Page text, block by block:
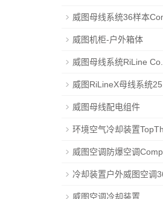
威图母线系统36样本
威图机柜-户外箱体
威图母线系统RiLine Co...
威图RiLineX母线系统
威图母线配电组件
环境空气冷却装置
威图空调防爆空调
冷却装置户外威图空调
威图空调冷却装置